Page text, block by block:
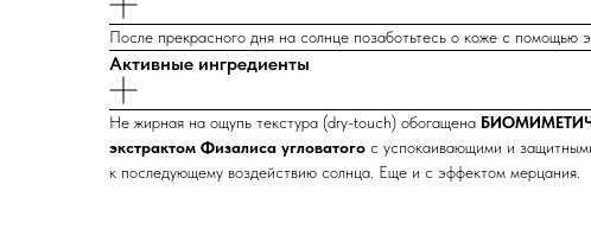
После прекрасного дня на солнце позаботьтесь о коже с помощью
Активные ингредиенты
Не жирная на ощупь текстура (dry-touch) обогащена
экстрактом Физалиса угловатого с успокаивающими и
к последующему воздействию солнца. Еще и с эффектом мерцания.